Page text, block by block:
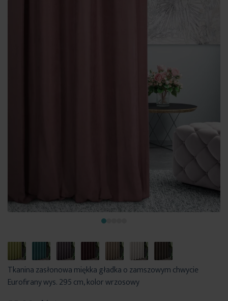
Tkanina zasłonowa miękka gładka o zamszowym chwycie
Eurofirany wys. 295 cm, kolor wrzosowy